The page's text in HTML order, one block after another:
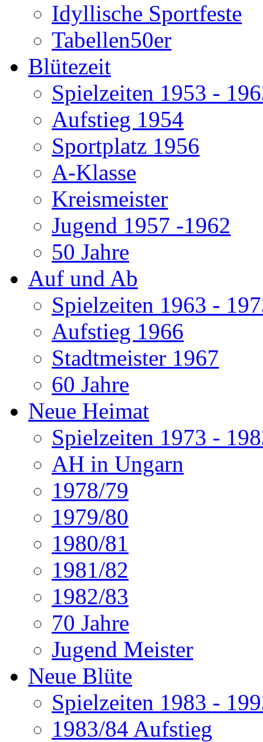
Idyllische Sportfeste
Tabellen50er
Blütezeit
Spielzeiten 1953 -
Aufstieg 1954
Sportplatz 1956
A-Klasse
Kreismeister
Jugend 1957 -1962
50 Jahre
Auf und Ab
Spielzeiten 1963 -
Aufstieg 1966
Stadtmeister 1967
60 Jahre
Neue Heimat
Spielzeiten 1973 -
AH in Ungarn
1978/79
1979/80
1980/81
1981/82
1982/83
70 Jahre
Jugend Meister
Neue Blüte
Spielzeiten 1983 -
1983/84 Aufstieg